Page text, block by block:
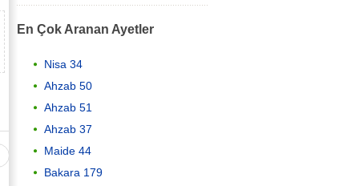
En Çok Aranan Ayetler
Nisa 34
Ahzab 50
Ahzab 51
Ahzab 37
Maide 44
Bakara 179